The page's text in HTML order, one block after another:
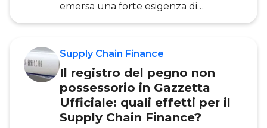
emersa una forte esigenza di
supporto verso queste realtà anche
credito, da sempre una delle sfide
Proprio con questo obiettivo,
Facebook ha recentemente
annunciato il lancio di due nuovi
strumenti finanziari : Facebook Invoice
Supply Chain Finance
Il registro del pegno non
possessorio in Gazzetta
Ufficiale: quali effetti per il
Supply Chain Finance?